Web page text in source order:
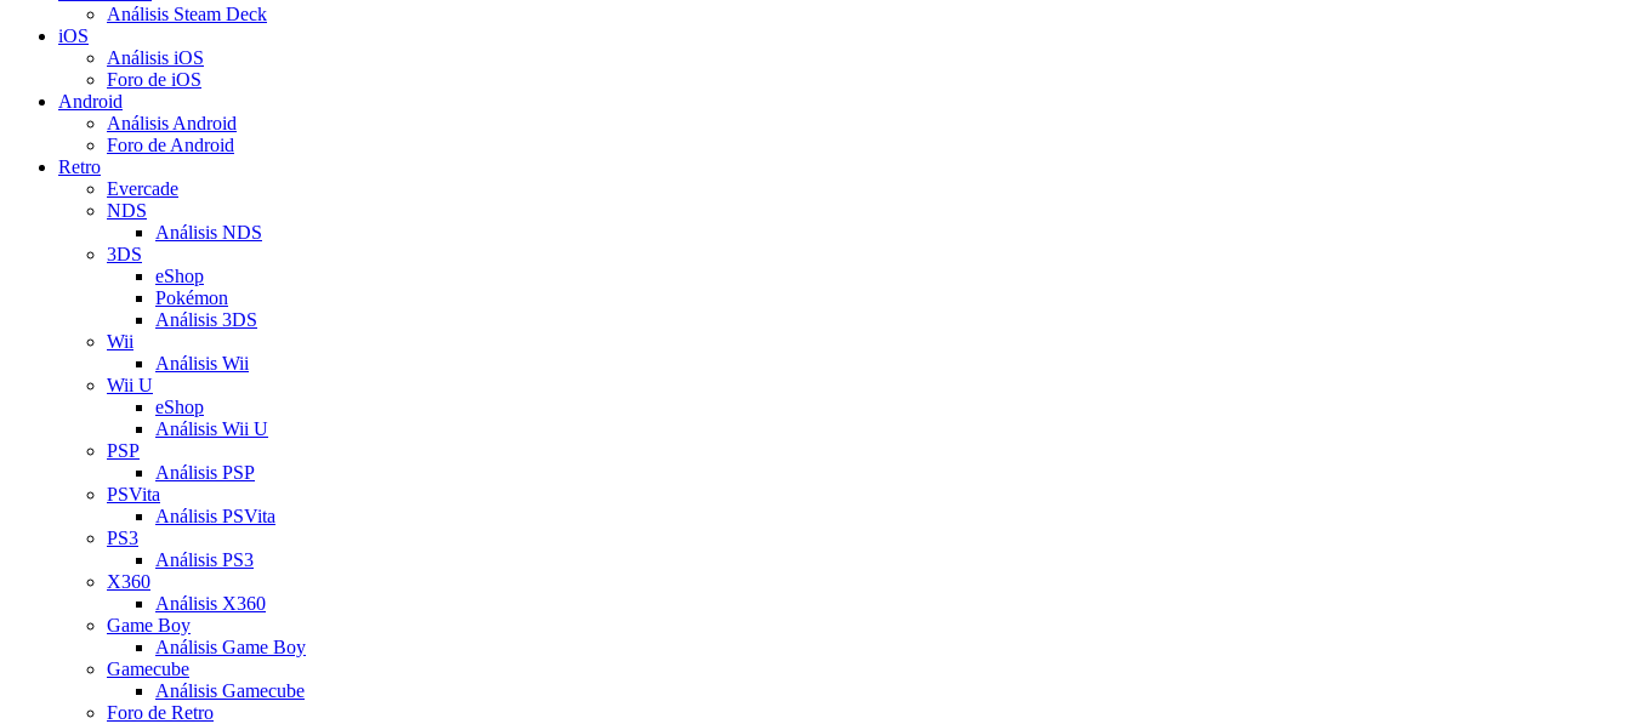
Análisis Steam Deck
iOS
Análisis iOS
Foro de iOS
Android
Análisis Android
Foro de Android
Retro
Evercade
NDS
Análisis NDS
3DS
eShop
Pokémon
Análisis 3DS
Wii
Análisis Wii
Wii U
eShop
Análisis Wii U
PSP
Análisis PSP
PSVita
Análisis PSVita
PS3
Análisis PS3
X360
Análisis X360
Game Boy
Análisis Game Boy
Gamecube
Análisis Gamecube
Foro de Retro